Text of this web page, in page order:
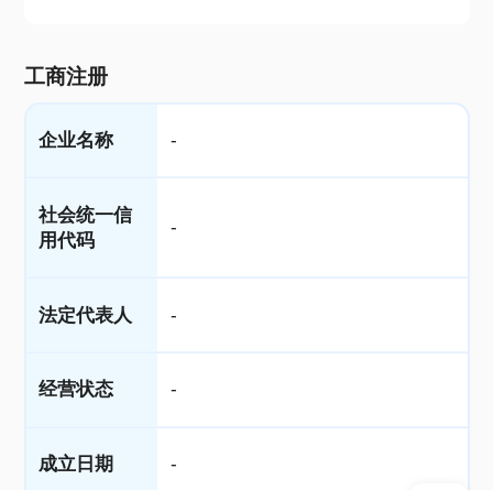
工商注册
企业名称 -
社会统一信
用代码
-
法定代表人 -
经营状态 -
成立日期 -